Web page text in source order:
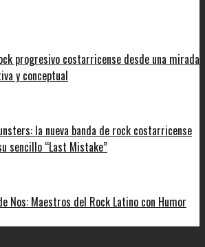
progresivo costarricense desde una mirada
y conceptual
la nueva banda de rock costarricense
sencillo “Last Mistake”
Nos: Maestros del Rock Latino con Humor